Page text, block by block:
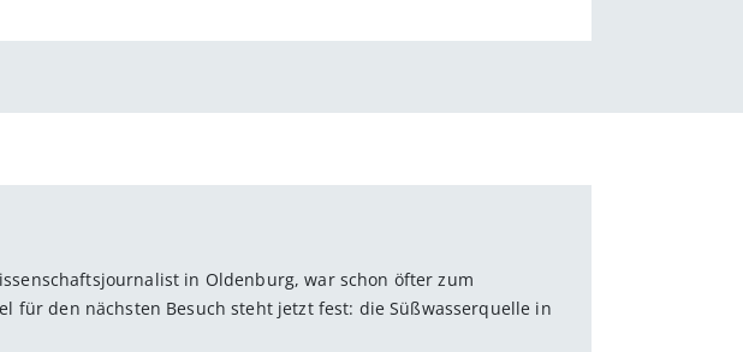
in Oldenburg, war schon öfter zum
für den nächsten Besuch steht jetzt fest: die Süßwasserquelle in